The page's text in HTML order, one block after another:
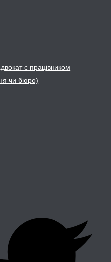
є працівником
чи бюро)